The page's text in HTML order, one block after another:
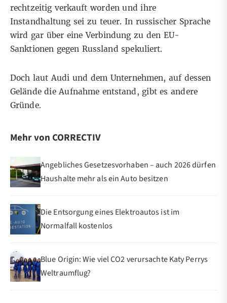
rechtzeitig verkauft worden und ihre
Instandhaltung sei zu teuer. In russischer Sprache
wird gar über eine Verbindung zu den EU-
Sanktionen gegen Russland spekuliert.
Doch laut Audi und dem Unternehmen, auf dessen
Gelände die Aufnahme entstand, gibt es andere
Gründe.
Mehr von CORRECTIV
Angebliches Gesetzesvorhaben – auch 2026 dürfen
Haushalte mehr als ein Auto besitzen
Die Entsorgung eines Elektroautos ist im
Normalfall kostenlos
Blue Origin: Wie viel CO2 verursachte Katy Perrys
Weltraumflug?